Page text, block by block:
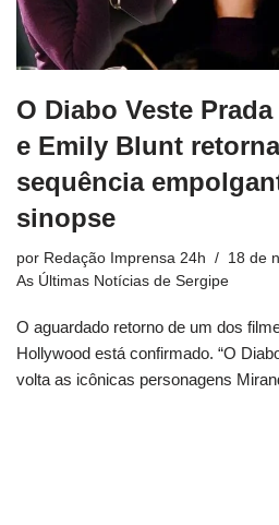
O Diabo Veste
e Emily Blunt
sequência
sinopse
por Redação Imprensa 24h
18 de
As Últimas Notícias de Sergipe
O aguardado retorno de um dos
Hollywood está confirmado. “O
volta as icônicas personagens